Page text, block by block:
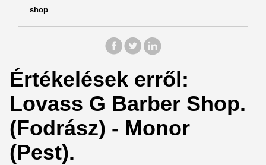
shop
Értékelések erről:
Lovass G Barber Shop.
(Fodrász) - Monor
(Pest).